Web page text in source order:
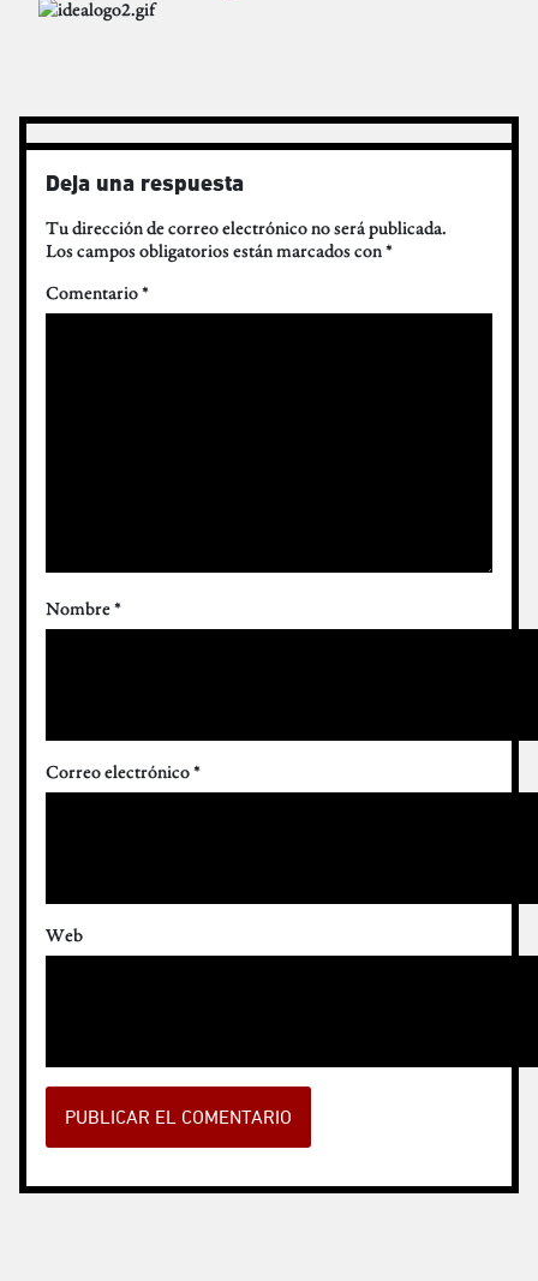
Deja una respuesta
Tu dirección de correo electrónico no será publicada.
Los campos obligatorios están marcados con*
Comentario*
Nombre*
Correo electrónico*
Web